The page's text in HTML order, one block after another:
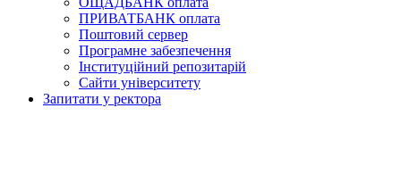
ПРИВАТБАНК оплата
Поштовий сервер
Програмне забезпечення
Інституційний репозитарій
Сайти університету
Запитати у ректора